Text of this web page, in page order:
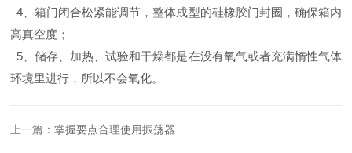
4、箱门闭合松紧能调节，整体成型的硅橡胶门封圈，确保箱内
高真空度；
5、储存、加热、试验和干燥都是在没有氧气或者充满惰性气体
环境里进行，所以不会氧化。
上一篇：掌握要点合理使用振荡器